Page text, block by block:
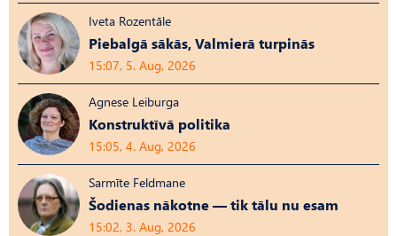
Iveta Rozentāle
Piebalgā sākās, Valmierā turpinās
15:07, 5. Aug, 2026
Agnese Leiburga
Konstruktīvā politika
15:05, 4. Aug, 2026
Sarmīte Feldmane
Šodienas nākotne — tik tālu nu esam
15:02, 3. Aug, 2026